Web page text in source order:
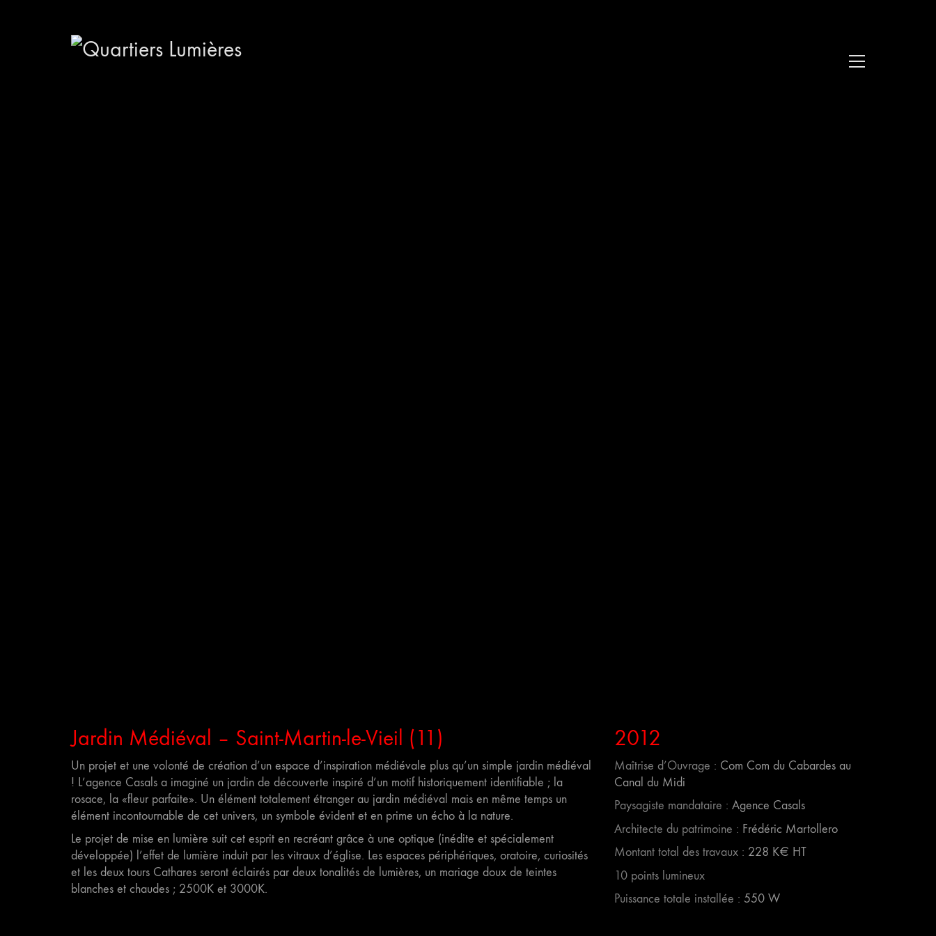
Jardin Médiéval – Saint-Martin-le-Vieil (11)
Un projet et une volonté de création d’un espace d’inspiration médiévale plus qu’un simple jardin médiéval
! L’agence Casals a imaginé un jardin de découverte inspiré d’un motif historiquement identifiable ; la
rosace, la «fleur parfaite». Un élément totalement étranger au jardin médiéval mais en même temps un
élément incontournable de cet univers, un symbole évident et en prime un écho à la nature.
Le projet de mise en lumière suit cet esprit en recréant grâce à une optique (inédite et spécialement
développée) l’effet de lumière induit par les vitraux d’église. Les espaces périphériques, oratoire, curiosités
et les deux tours Cathares seront éclairés par deux tonalités de lumières, un mariage doux de teintes
blanches et chaudes ; 2500K et 3000K.
2012
Maîtrise d’Ouvrage : Com Com du Cabardes au
Canal du Midi
Paysagiste mandataire : Agence Casals
Architecte du patrimoine : Frédéric Martollero
Montant total des travaux : 228 K€ HT
10 points lumineux
Puissance totale installée : 550 W